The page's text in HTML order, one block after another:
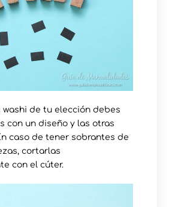
washi de tu elección debes
con un diseño y las otras
caso de tener sobrantes de
cortarlas
con el cúter.